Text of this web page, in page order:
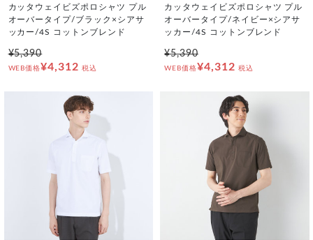
カッタウェイビズポロシャツ プル
オーバータイプ/ブラック×シアサ
ッカー/4S コットンブレンド
¥5,390
WEB価格¥4,312 税込
カッタウェイビズポロシャツ プル
オーバータイプ/ネイビー×シアサ
ッカー/4S コットンブレンド
¥5,390
WEB価格¥4,312 税込